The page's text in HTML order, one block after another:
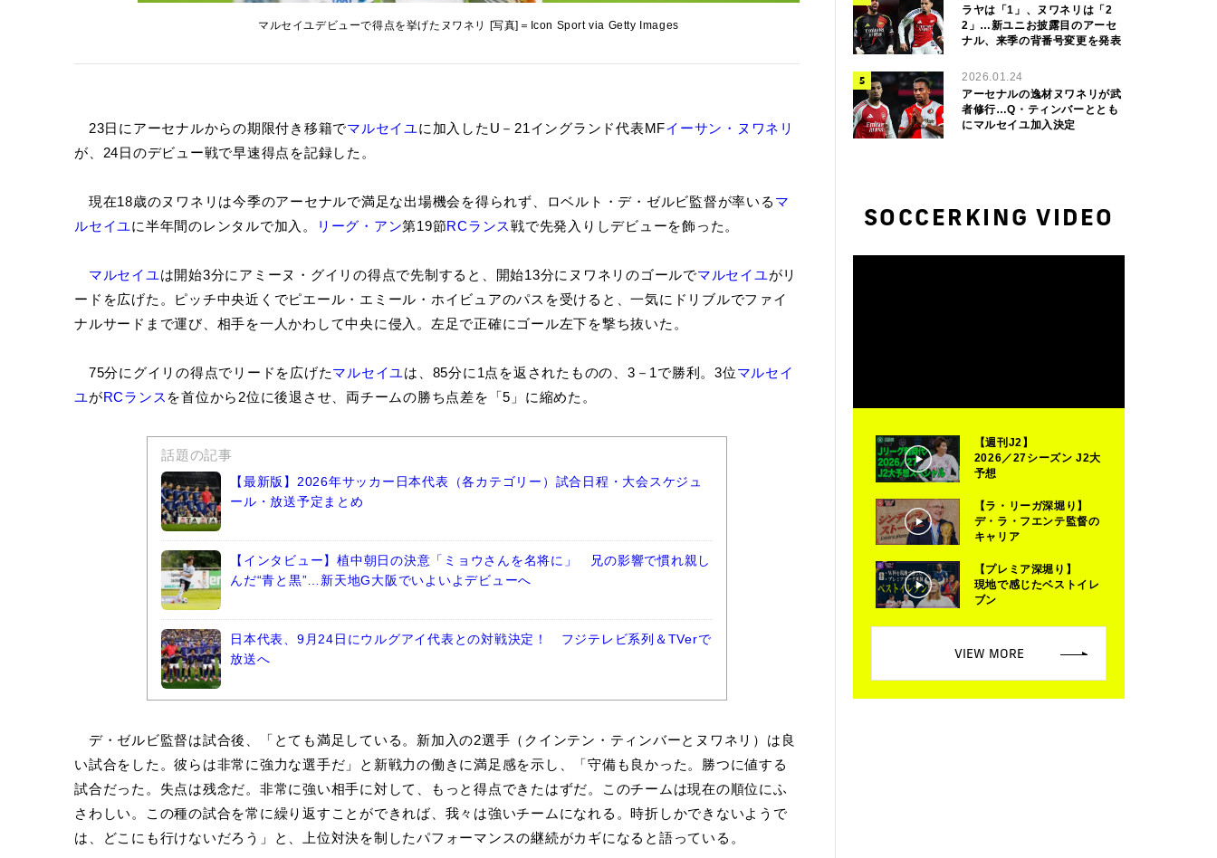
マルセイユデビューで得点を挙げたヌワネリ [写真]＝Icon Sport via Getty Images
23日にアーセナルからの期限付き移籍でマルセイユに加入したU－21イングランド代表MFイーサン・ヌワネリ
が、24日のデビュー戦で早速得点を記録した。
現在18歳のヌワネリは今季のアーセナルで満足な出場機会を得られず、ロベルト・デ・ゼルビ監督が率いる マ
ルセイユに半年間のレンタルで加入。 リーグ・アン第19節RCランス戦で先発入りしデビューを飾った。
マルセイユは開始3分にアミーヌ・グイリの得点で先制すると、開始13分にヌワネリのゴールでマルセイユがリ
ードを広げた。ピッチ中央近くでピエール・エミール・ホイビュアのパスを受けると、一気にドリブルでファイ
ナルサードまで運び、相手を一人かわして中央に侵入。左足で正確にゴール左下を撃ち抜いた。
75分にグイリの得点でリードを広げたマルセイユは、85分に1点を返されたものの、3－1で勝利。3位マルセイ
ユがRCランス を首位から2位に後退させ、両チームの勝ち点差を「5」に縮めた。
話題の記事
【最新版】2026年サッカー日本代表（各カテゴリー）試合日程・大会スケジュ
ール・放送予定まとめ
【インタビュー】植中朝日の決意「ミョウさんを名将に」 兄の影響で慣れ親し
んだ“青と黒”…新天地G大阪でいよいよデビューへ
日本代表、9月24日にウルグアイ代表との対戦決定！ フジテレビ系列＆TVerで
放送へ
デ・ゼルビ監督は試合後、「とても満足している。新加入の2選手（クインテン・ティンバーとヌワネリ）は良
い試合をした。彼らは非常に強力な選手だ」と新戦力の働きに満足感を示し、「守備も良かった。勝つに値する
試合だった。失点は残念だ。非常に強い相手に対して、もっと得点できたはずだ。このチームは現在の順位にふ
さわしい。この種の試合を常に繰り返すことができれば、我々は強いチームになれる。時折しかできないようで
は、どこにも行けないだろう」と、上位対決を制したパフォーマンスの継続がカギになると語っている。
ラヤは「1」、ヌワネリは「2
2」…新ユニお披露目のアーセ
ナル、来季の背番号変更を発表
2026.01.24
アーセナルの逸材ヌワネリが武
者修行…Q・ティンバーととも
にマルセイユ加入決定
SOCCERKING VIDEO
【週刊J2】
2026／27シーズン J2大
予想
【ラ・リーガ深堀り】
デ・ラ・フエンテ監督の
キャリア
【プレミア深堀り】
現地で感じたベストイレ
ブン
VIEW MORE